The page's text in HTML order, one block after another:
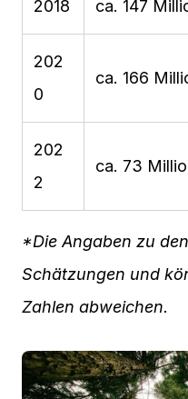
2018 ca. 147
202
0
ca. 166
202
2
ca. 73
*Die Angaben zu
Schätzungen und
Zahlen abweichen.